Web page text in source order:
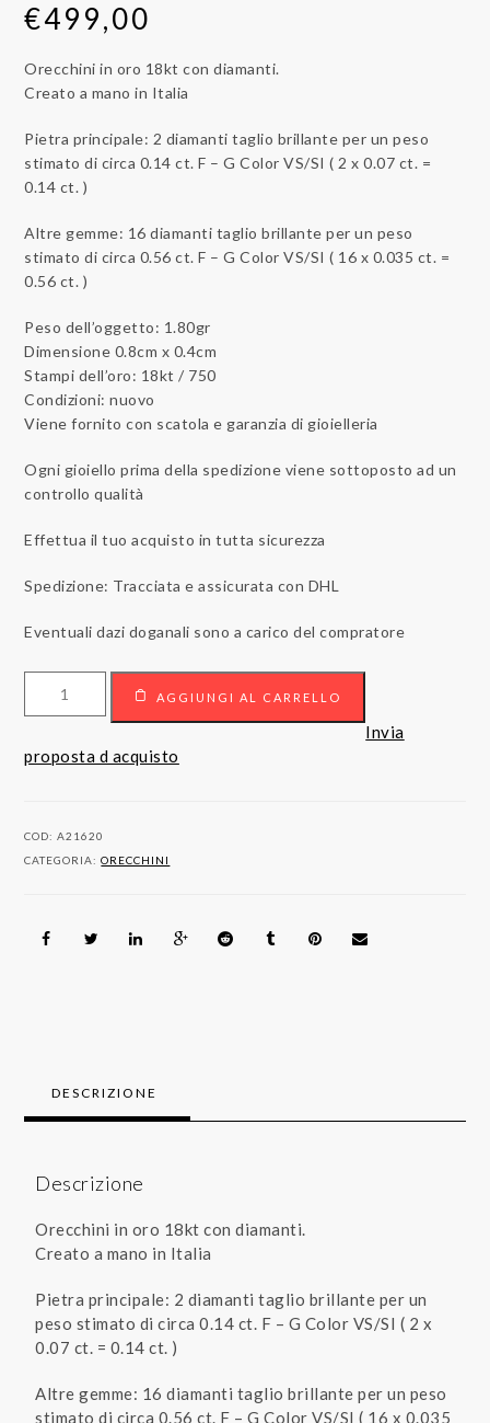
€499,00
Orecchini in oro 18kt con diamanti.
Creato a mano in Italia
Pietra principale: 2 diamanti taglio brillante per un peso
stimato di circa 0.14 ct. F – G Color VS/SI ( 2 x 0.07 ct. =
0.14 ct. )
Altre gemme: 16 diamanti taglio brillante per un peso
stimato di circa 0.56 ct. F – G Color VS/SI ( 16 x 0.035 ct. =
0.56 ct. )
Peso dell’oggetto: 1.80gr
Dimensione 0.8cm x 0.4cm
Stampi dell’oro: 18kt / 750
Condizioni: nuovo
Viene fornito con scatola e garanzia di gioielleria
Ogni gioiello prima della spedizione viene sottoposto ad un
controllo qualità
Effettua il tuo acquisto in tutta sicurezza
Spedizione: Tracciata e assicurata con DHL
Eventuali dazi doganali sono a carico del compratore
18kt
AGGIUNGI AL CARRELLO
Invia
proposta d acquisto
COD:A21620
CATEGORIA:ORECCHINI
DESCRIZIONE
Descrizione
Orecchini in oro 18kt con diamanti.
Creato a mano in Italia
Pietra principale: 2 diamanti taglio brillante per un
peso stimato di circa 0.14 ct. F – G Color VS/SI ( 2 x
0.07 ct. = 0.14 ct. )
Altre gemme: 16 diamanti taglio brillante per un peso
stimato di circa 0.56 ct. F – G Color VS/SI ( 16 x 0.035